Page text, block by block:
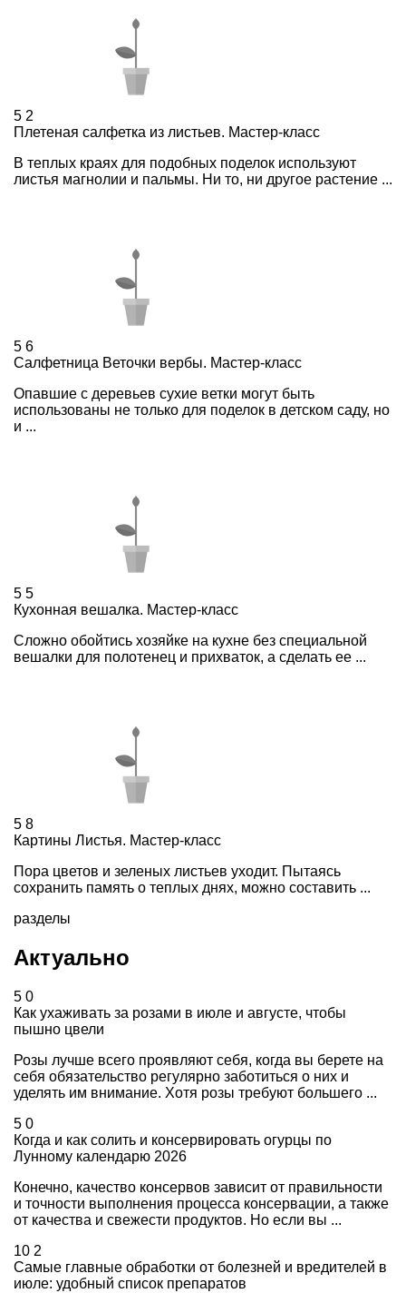
5 2
Плетеная салфетка из листьев. Мастер-класс
В теплых краях для подобных поделок используют
листья магнолии и пальмы. Ни то, ни другое растение ...
5 6
Салфетница Веточки вербы. Мастер-класс
Опавшие с деревьев сухие ветки могут быть
использованы не только для поделок в детском саду, но
и ...
5 5
Кухонная вешалка. Мастер-класс
Сложно обойтись хозяйке на кухне без специальной
вешалки для полотенец и прихваток, а сделать ее ...
5 8
Картины Листья. Мастер-класс
Пора цветов и зеленых листьев уходит. Пытаясь
сохранить память о теплых днях, можно составить ...
разделы
Актуально
5 0
Как ухаживать за розами в июле и августе, чтобы
пышно цвели
Розы лучше всего проявляют себя, когда вы берете на
себя обязательство регулярно заботиться о них и
уделять им внимание. Хотя розы требуют большего ...
5 0
Когда и как солить и консервировать огурцы по
Лунному календарю 2026
Конечно, качество консервов зависит от правильности
и точности выполнения процесса консервации, а также
от качества и свежести продуктов. Но если вы ...
10 2
Самые главные обработки от болезней и вредителей в
июле: удобный список препаратов